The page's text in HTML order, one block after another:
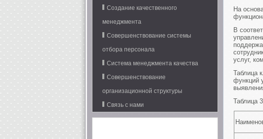
Создание качественного
менеджмента
Совершенствование системы
отбора персонала
Система менеджмента качества
Совершенствование
организационной структуры
Связь с нами
На
В
услуг,
Таблица
функций
Таблица